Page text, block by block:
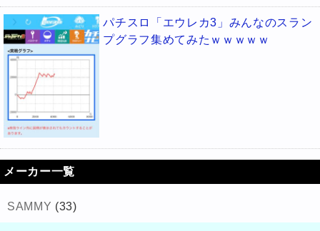
パチスロ「エウレカ3」みんなのスラン
プグラフ集めてみたｗｗｗｗｗ
メーカー一覧
SAMMY (33)